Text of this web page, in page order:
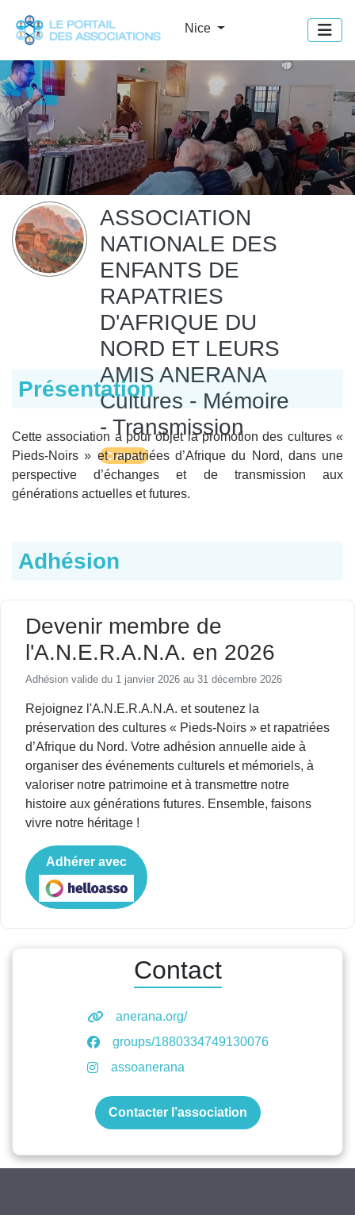
Nice
ASSOCIATION
NATIONALE DES
ENFANTS DE
RAPATRIES
D'AFRIQUE DU
NORD ET LEURS
AMIS ANERANA
Cultures - Mémoire
- Transmission
Culture
Présentation
Cette association a pour objet la promotion des cultures «
Pieds-Noirs » et rapatriées d’Afrique du Nord, dans une
perspective d’échanges et de transmission aux
générations actuelles et futures.
Adhésion
Devenir membre de
l'A.N.E.R.A.N.A. en 2026
Adhésion valide du 1 janvier 2026 au 31 décembre 2026
Rejoignez l'A.N.E.R.A.N.A. et soutenez la
préservation des cultures « Pieds-Noirs » et rapatriées
d’Afrique du Nord. Votre adhésion annuelle aide à
organiser des événements culturels et mémoriels, à
valoriser notre patrimoine et à transmettre notre
histoire aux générations futures. Ensemble, faisons
vivre notre héritage !
Adhérer avec
Contact
anerana.org/
groups/1880334749130076
assoanerana
Contacter l’association